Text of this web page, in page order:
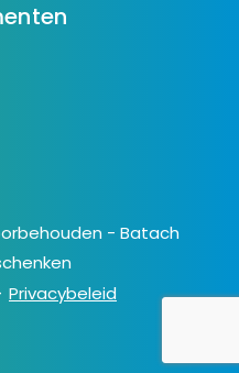
- Batach
Privacybeleid